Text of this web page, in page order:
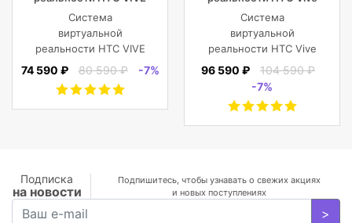
Cosmos
Система
виртуальной
реальности HTC VIVE
Cosmos
74 590 ₽ 80 590 ₽ -7%
Cosmos Elite
Система
виртуальной
реальности HTC Vive
Cosmos Elite
96 590 ₽
104 590 ₽
-7%
Подписка
на новости
Подпишитесь, чтобы узнавать о свежих акциях
и новых поступлениях
>